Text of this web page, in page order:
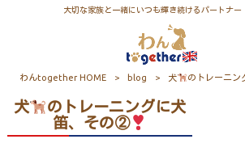
大切な家族と一緒にいつも輝き続けるパートナ
わんtogether HOME > blog > 犬 のトレーニ
犬
のトレーニングに犬
笛、その②